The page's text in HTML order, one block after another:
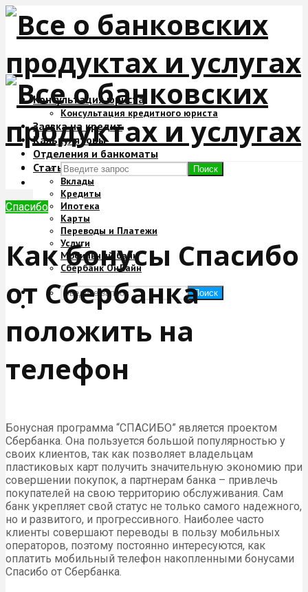
Консультация юриста
Консультация кредитного юриста
Заявка на кредит
Калькуляторы
Отделения и банкоматы
Статьи
Вклады
Кредиты
Ипотека
Карты
Переводы и Платежи
Услуги
Мобильный банк
Сбербанк ОнЛайн
Поиск
Поиск
Спасибо
Как бонусы Спасибо
от Сбербанка
положить на
телефон
Бонусная программа “СПАСИБО” является проектом
Сбербанка. Она пользуется большой популярностью у
своих клиентов, так как позволяет владельцам
пластиковых карт получить значительную экономию при
совершении покупок, а партнерам банка – привлечь
покупателей на свою территорию обслуживания. Сам
банк укрепляет свой статус не только самого надежного,
но и развитого, и прогрессивного. Наиболее часто
клиенты совершают переводы в пользу мобильных
операторов, поэтому постоянно интересуются, как
оплатить мобильный телефон накопленными бонусами
Спасибо от Сбербанка.